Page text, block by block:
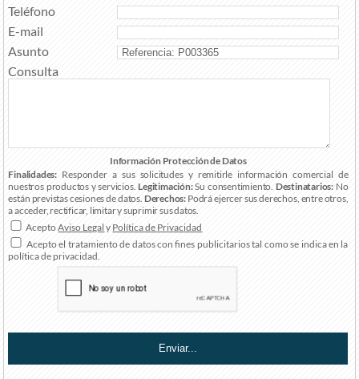
Teléfono
E-mail
Asunto
Consulta
Información Protección de Datos
Finalidades: Responder a sus solicitudes y remitirle información comercial de
nuestros productos y servicios.Legitimación:Su consentimiento. Destinatarios:No
están previstas cesiones de datos. Derechos: Podrá ejercer sus derechos, entre otros,
a acceder, rectificar, limitar y suprimir sus datos.
AceptoAviso Legaly Política de Privacidad
Acepto el tratamiento de datos con fines publicitarios tal como se indica en la
política de privacidad.